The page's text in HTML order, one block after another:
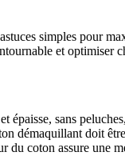
simples pour
et optimiser
sans
démaquillant doit
du coton assure une